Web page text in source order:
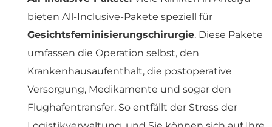
bieten All-Inclusive-Pakete speziell für
Gesichtsfeminisierungschirurgie. Diese Pakete
umfassen die Operation selbst, den
Krankenhausaufenthalt, die postoperative
Versorgung, Medikamente und sogar den
Flughafentransfer. So entfällt der Stress der